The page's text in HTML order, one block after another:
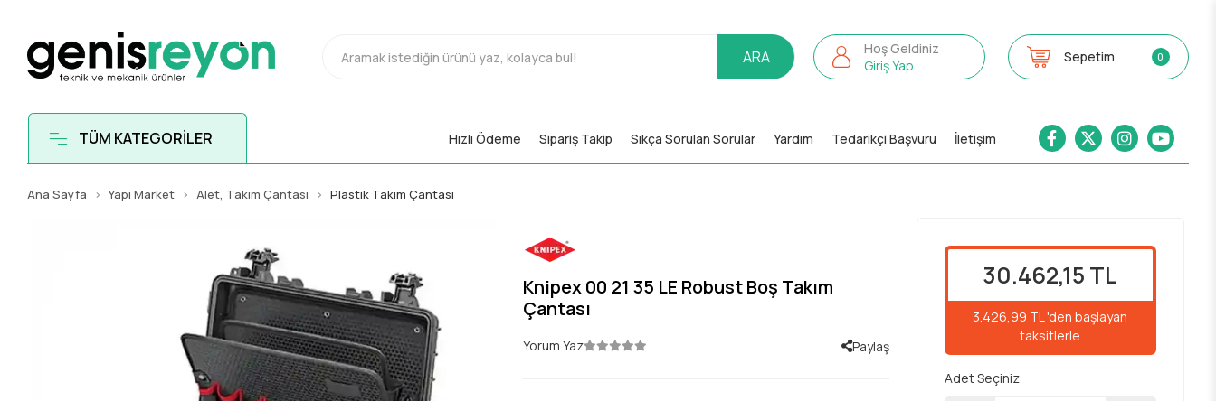
ARA
Hoş Geldiniz
Giriş Yap
Sepetim 0
TÜM KATEGORİLER Hızlı Ödeme Sipariş Takip Sıkça Sorulan Sorular Yardım Tedarikçi Başvuru İletişim
Ana Sayfa Yapı Market Alet, Takım Çantası Plastik Takım Çantası
Knipex 00 21 35 LE Robust Boş Takım
Çantası
Yorum Yaz Paylaş
30.462,15 TL
3.426,99 TL 'den başlayan
taksitlerle
Adet Seçiniz